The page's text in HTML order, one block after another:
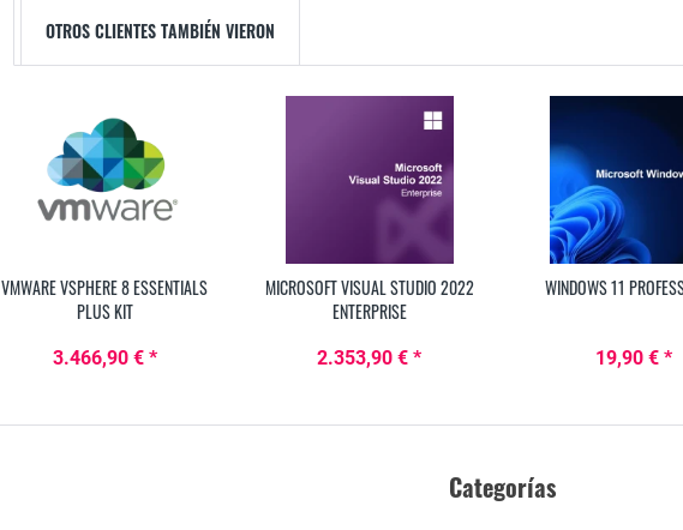
OTROS CLIENTES TAMBIÉN VIERON
VMWARE VSPHERE 8 ESSENTIALS
PLUS KIT
3.466,90 € *
MICROSOFT VISUAL STUDIO 2022
ENTERPRISE
2.353,90 € *
WINDOWS 11
19,90 € *
Categorías